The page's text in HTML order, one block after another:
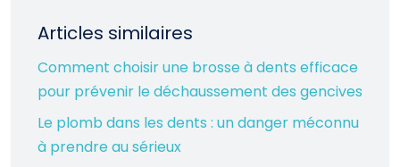
Articles similaires
Comment choisir une brosse à dents efficace
pour prévenir le déchaussement des gencives
Le plomb dans les dents : un danger méconnu
à prendre au sérieux